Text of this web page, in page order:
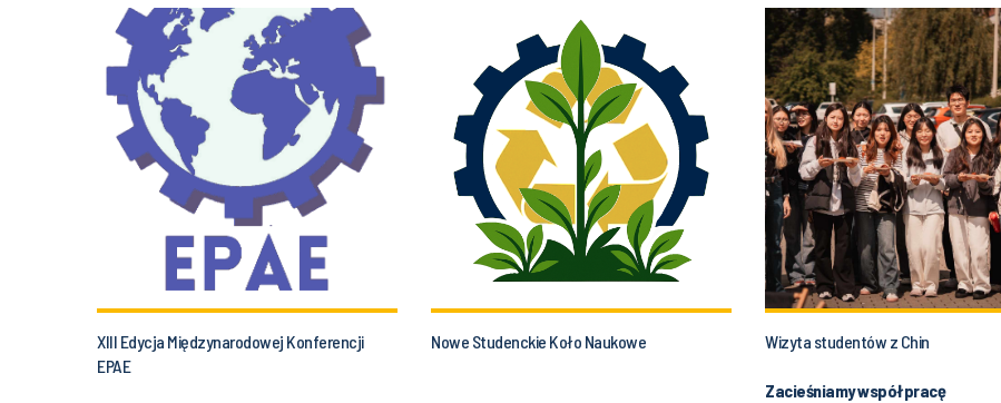
XIII Edycja Międzynarodowej Konferencji
EPAE
Nowe Studenckie Koło Naukowe Wizyta studentów z Chin
Zacieśniamy współpracę